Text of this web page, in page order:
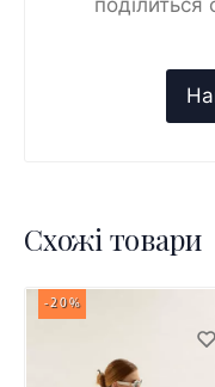
Схожі товари
-20%